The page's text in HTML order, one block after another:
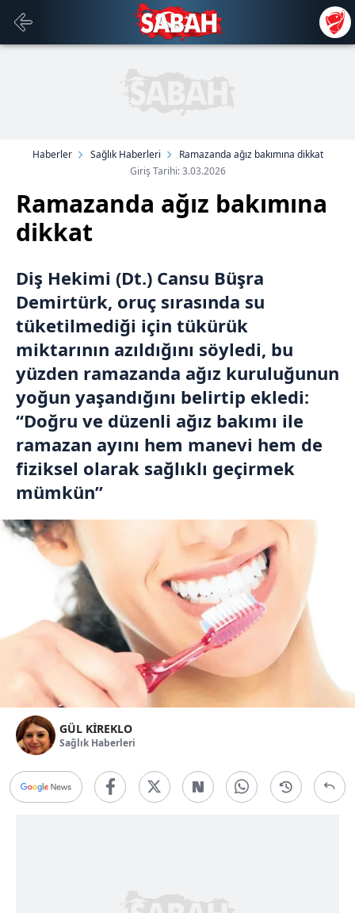
Haberler Sağlık Haberleri
Ramazanda ağız bakımına dikkat
Giriş Tarihi: 3.03.2026
Ramazanda ağız bakımına
dikkat
Diş Hekimi (Dt.) Cansu Büşra
Demirtürk, oruç sırasında su
tüketilmediği için tükürük
miktarının azıldığını söyledi, bu
yüzden ramazanda ağız kuruluğunun
yoğun yaşandığını belirtip ekledi:
“Doğru ve düzenli ağız bakımı ile
ramazan ayını hem manevi hem de
fiziksel olarak sağlıklı geçirmek
mümkün”
GÜL KİREKLO
Sağlık Haberleri